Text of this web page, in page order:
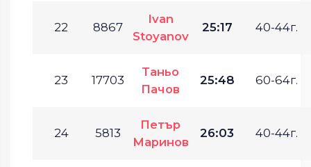
22 8867
Ivan
Stoyanov
25:17 40-44г.
23 17703
Таньо
Пачов
25:48 60-64г.
24 5813
Петър
Маринов
26:03 40-44г.